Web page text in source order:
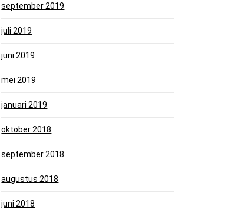
september 2019
juli 2019
juni 2019
mei 2019
januari 2019
oktober 2018
september 2018
augustus 2018
juni 2018